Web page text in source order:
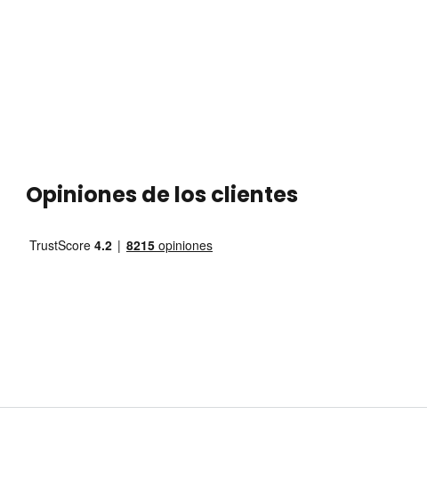
Opiniones de los clientes